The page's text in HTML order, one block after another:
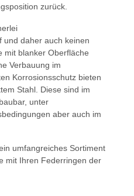
zurück.
und daher auch keinen
mit blanker Oberfläche
Verbauung im
Korrosionsschutz bieten
Stahl. Diese sind im
unter
aber auch im
umfangreiches Sortiment
mit Ihren Federringen der